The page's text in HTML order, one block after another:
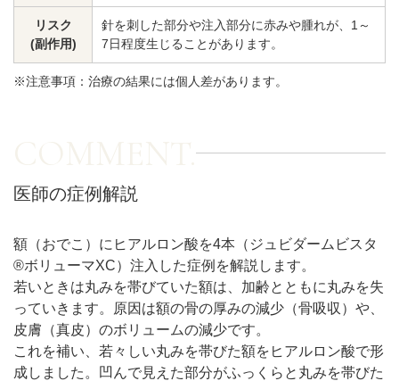
西梅田から徒歩2分
ついて
アフターケア オンライン診療
オンラインショップ
LINE予約 WEB予約
リスク
(副作用)
針を刺した部分や注入部分に赤みや腫れが、1～
7日程度生じることがあります。
※注意事項：治療の結果には個人差があります。
医師の症例解説
額（おでこ）にヒアルロン酸を4本（ジュビダームビスタ
®ボリューマXC）注入した症例を解説します。
若いときは丸みを帯びていた額は、加齢とともに丸みを失
っていきます。原因は額の骨の厚みの減少（骨吸収）や、
皮膚（真皮）のボリュームの減少です。
これを補い、若々しい丸みを帯びた額をヒアルロン酸で形
成しました。凹んで見えた部分がふっくらと丸みを帯びた